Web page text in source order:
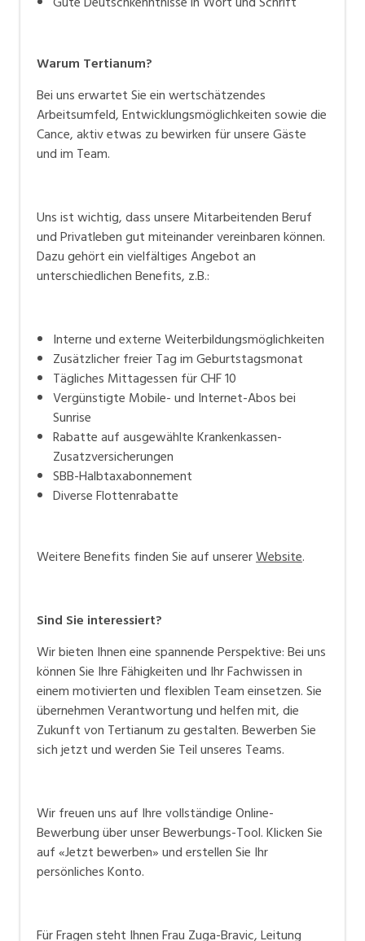
Warum Tertianum?
Bei uns erwartet Sie ein wertschätzendes
Arbeitsumfeld, Entwicklungsmöglichkeiten sowie die
Cance, aktiv etwas zu bewirken für unsere Gäste
und im Team.
Uns ist wichtig, dass unsere Mitarbeitenden Beruf
und Privatleben gut miteinander vereinbaren können.
Dazu gehört ein vielfältiges Angebot an
unterschiedlichen Benefits, z.B.:
Interne und externe Weiterbildungsmöglichkeiten
Zusätzlicher freier Tag im Geburtstagsmonat
Tägliches Mittagessen für CHF 10
Vergünstigte Mobile- und Internet-Abos bei
Sunrise
Rabatte auf ausgewählte Krankenkassen-
Zusatzversicherungen
SBB-Halbtaxabonnement
Diverse Flottenrabatte
Weitere Benefits finden Sie auf unsererWebsite.
Sind Sie interessiert?
Wir bieten Ihnen eine spannende Perspektive: Bei uns
können Sie Ihre Fähigkeiten und Ihr Fachwissen in
einem motivierten und flexiblen Team einsetzen. Sie
übernehmen Verantwortung und helfen mit, die
Zukunft von Tertianum zu gestalten. Bewerben Sie
sich jetzt und werden Sie Teil unseres Teams.
Wir freuen uns auf Ihre vollständige Online-
Bewerbung über unser Bewerbungs-Tool. Klicken Sie
auf «Jetzt bewerben» und erstellen Sie Ihr
persönliches Konto.
Für Fragen steht Ihnen Frau Zuga-Bravic, Leitung